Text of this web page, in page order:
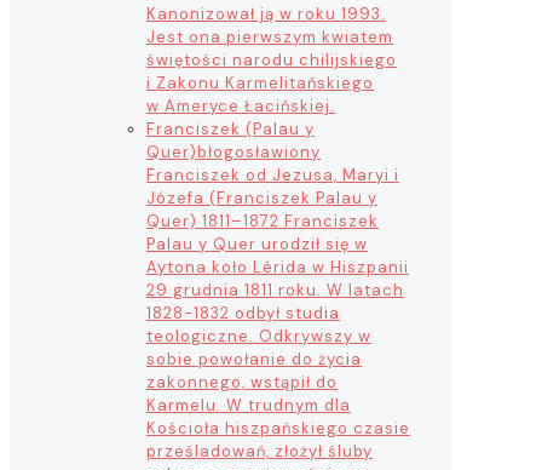
Kanonizował ją w roku 1993.
Jest ona pierwszym kwiatem
świętości narodu chilijskiego
i Zakonu Karmelitańskiego
w Ameryce Łacińskiej.
Franciszek (Palau y
Quer)błogosławiony
Franciszek od Jezusa, Maryi i
Józefa (Franciszek Palau y
Quer) 1811–1872 Franciszek
Palau y Quer urodził się w
Aytona koło Lérida w Hiszpanii
29 grudnia 1811 roku. W latach
1828-1832 odbył studia
teologiczne. Odkrywszy w
sobie powołanie do życia
zakonnego, wstąpił do
Karmelu. W trudnym dla
Kościoła hiszpańskiego czasie
prześladowań, złożył śluby